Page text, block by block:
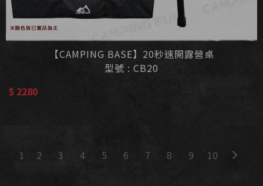
【CAMPING BASE】20秒速開露營桌
型號 : CB20
$ 2280
1 2 3 4 5 6 7 8 9 10